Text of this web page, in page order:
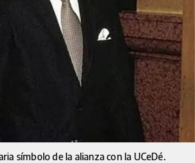
símbolo de la alianza con la UCeDé.